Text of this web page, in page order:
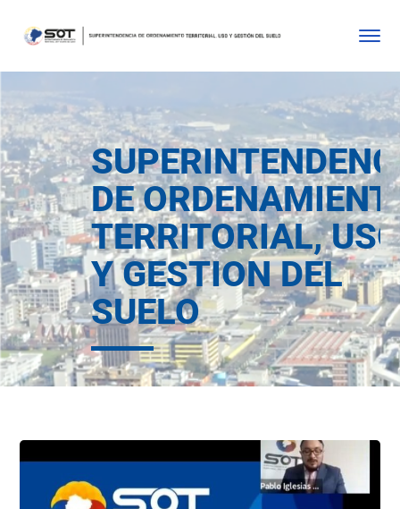
DE
TERRITORIAL,
Y GESTION DEL
SUELO